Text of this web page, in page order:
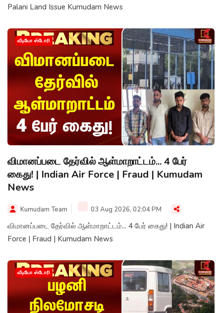
Palani Land Issue Kumudam News
வீடியோ ஸ்டோரி
விமானப்படை தேர்வில் ஆள்மாறாட்டம்... 4 பேர்
கைது! | Indian Air Force | Fraud | Kumudam
News
Kumudam Team 03 Aug 2026, 02:04 PM
விமானப்படை தேர்வில் ஆள்மாறாட்டம்... 4 பேர் கைது! | Indian Air
Force | Fraud | Kumudam News
வீடியோ ஸ்டோரி